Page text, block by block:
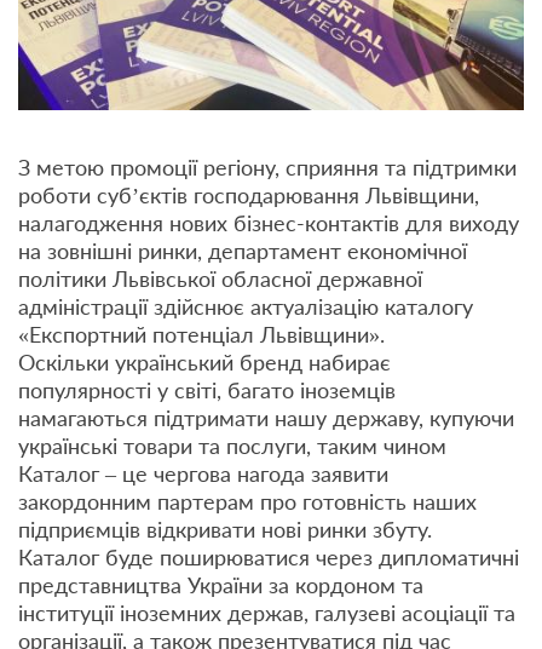
З метою промоції регіону, сприяння та підтримки
роботи суб’єктів господарювання Львівщини,
налагодження нових бізнес-контактів для виходу
на зовнішні ринки, департамент економічної
політики Львівської обласної державної
адміністрації здійснює актуалізацію каталогу
«Експортний потенціал Львівщини».
Оскільки український бренд набирає
популярності у світі, багато іноземців
намагаються підтримати нашу державу, купуючи
українські товари та послуги, таким чином
Каталог – це чергова нагода заявити
закордонним партерам про готовність наших
підприємців відкривати нові ринки збуту.
Каталог буде поширюватися через дипломатичні
представництва України за кордоном та
інституції іноземних держав, галузеві асоціації та
організації, а також презентуватися під час